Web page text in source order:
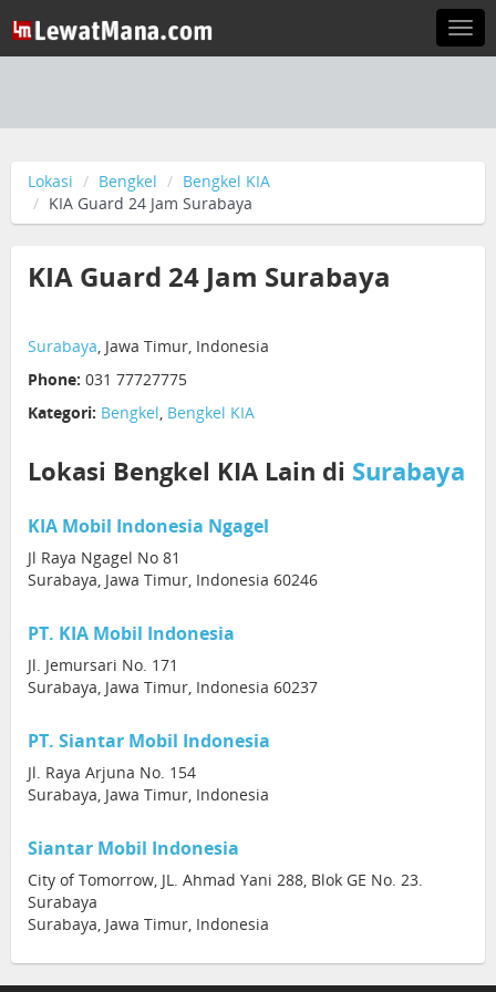
Lokasi Bengkel
Bengkel KIA
KIA Guard 24 Jam Surabaya
KIA Guard 24 Jam Surabaya
Surabaya, Jawa Timur, Indonesia
Phone: 031 77727775
Kategori: Bengkel, Bengkel KIA
Lokasi Bengkel KIA Lain di Surabaya
KIA Mobil Indonesia Ngagel
Jl Raya Ngagel No 81
Surabaya, Jawa Timur, Indonesia 60246
PT. KIA Mobil Indonesia
Jl. Jemursari No. 171
Surabaya, Jawa Timur, Indonesia 60237
PT. Siantar Mobil Indonesia
Jl. Raya Arjuna No. 154
Surabaya, Jawa Timur, Indonesia
Siantar Mobil Indonesia
City of Tomorrow, JL. Ahmad Yani 288, Blok GE No. 23.
Surabaya
Surabaya, Jawa Timur, Indonesia